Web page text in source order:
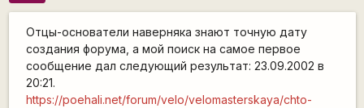
Отцы-основатели наверняка знают точную дату
создания форума, а мой поиск на самое первое
сообщение дал следующий результат: 23.09.2002 в
20:21.
https://poehali.net/forum/velo/velomasterskaya/chto-